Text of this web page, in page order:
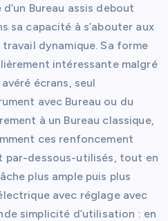
Bureau assis debout
sa capacité à s’abouter aux
dynamique. Sa forme
intéressante malgré
écrans, seul
avec Bureau ou du
à un Bureau classique,
ces renfoncement
par-dessous-utilisés, tout en
plus ample puis plus
avec réglage avec
simplicité d’utilisation : en